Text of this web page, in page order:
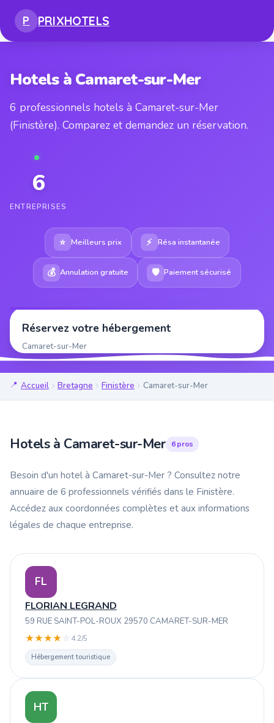
P PRIXHOTELS
Hotels à Camaret-sur-Mer
6 professionnels hotels à Camaret-sur-Mer
(Finistère). Comparez et demandez un réservation.
6
ENTREPRISES
⭐ Meilleurs prix ⚡ Résa instantanée
💰 Annulation gratuite 🛡 Paiement sécurisé
Réservez votre hébergement
Camaret-sur-Mer
Accueil Bretagne Finistère Camaret-sur-Mer
Hotels à Camaret-sur-Mer 6 pros
Besoin d'un hotel à Camaret-sur-Mer ? Consultez notre
annuaire de 6 professionnels vérifiés dans le Finistère.
Accédez aux coordonnées complètes et aux informations
légales de chaque entreprise.
FL
FLORIAN LEGRAND
59 RUE SAINT-POL-ROUX 29570 CAMARET-SUR-MER
★★★★ ☆ 4.2/5
Hébergement touristique
HT